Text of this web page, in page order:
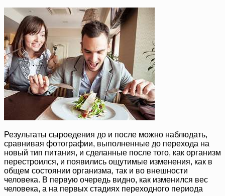
Результаты сыроедения до и после можно наблюдать,
сравнивая фотографии, выполненные до перехода на
новый тип питания, и сделанные после того, как организм
перестроился, и появились ощутимые изменения, как в
общем состоянии организма, так и во внешности
человека. В первую очередь видно, как изменился вес
человека, а на первых стадиях переходного периода